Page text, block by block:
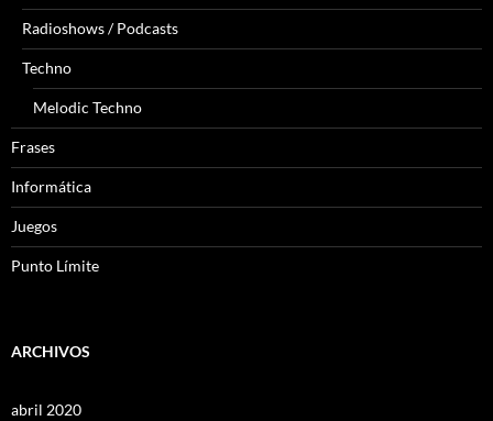
Radioshows / Podcasts
Techno
Melodic Techno
Frases
Informática
Juegos
Punto Límite
ARCHIVOS
abril 2020